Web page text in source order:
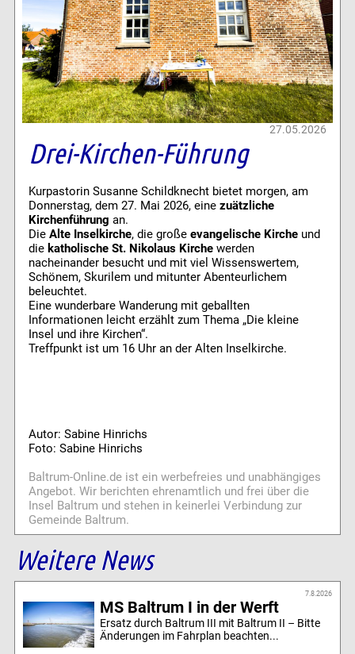
27.05.2026
Drei-Kirchen-Führung
Kurpastorin Susanne Schildknecht bietet morgen, am
Donnerstag, dem 27. Mai 2026, eine zuätzliche
Kirchenführung an.
Die Alte Inselkirche, die große evangelische Kircheund
die katholische St. Nikolaus Kirchewerden
nacheinander besucht und mit viel Wissenswertem,
Schönem, Skurilem und mitunter Abenteurlichem
beleuchtet.
Eine wunderbare Wanderung mit geballten
Informationen leicht erzählt zum Thema „Die kleine
Insel und ihre Kirchen“.
Treffpunkt ist um 16 Uhr an der Alten Inselkirche.
Autor: Sabine Hinrichs
Foto: Sabine Hinrichs
Baltrum-Online.de ist ein werbefreies und unabhängiges
Angebot. Wir berichten ehrenamtlich und frei über die
Insel Baltrum und stehen in keinerlei Verbindung zur
Gemeinde Baltrum.
Weitere News
7.8.2026
MS Baltrum I in der Werft
Ersatz durch Baltrum III mit Baltrum II – Bitte
Änderungen im Fahrplan beachten...